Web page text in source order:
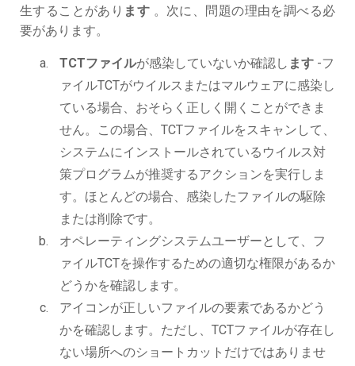
生することがあり ます 。次に、問題の理由を調べる必
要があります。
TCTファイルが感染していないか確認し ます -フ
ァイルTCTがウイルスまたはマルウェアに感染し
ている場合、おそらく正しく開くことができま
せん。この場合、TCTファイルをスキャンして、
システムにインストールされているウイルス対
策プログラムが推奨するアクションを実行しま
す。ほとんどの場合、感染したファイルの駆除
または削除です。
オペレーティングシステムユーザーとして、フ
ァイルTCTを操作するための適切な権限があるか
どうかを確認します。
アイコンが正しいファイルの要素であるかどう
かを確認します。ただし、TCTファイルが存在し
ない場所へのショートカットだけではありませ